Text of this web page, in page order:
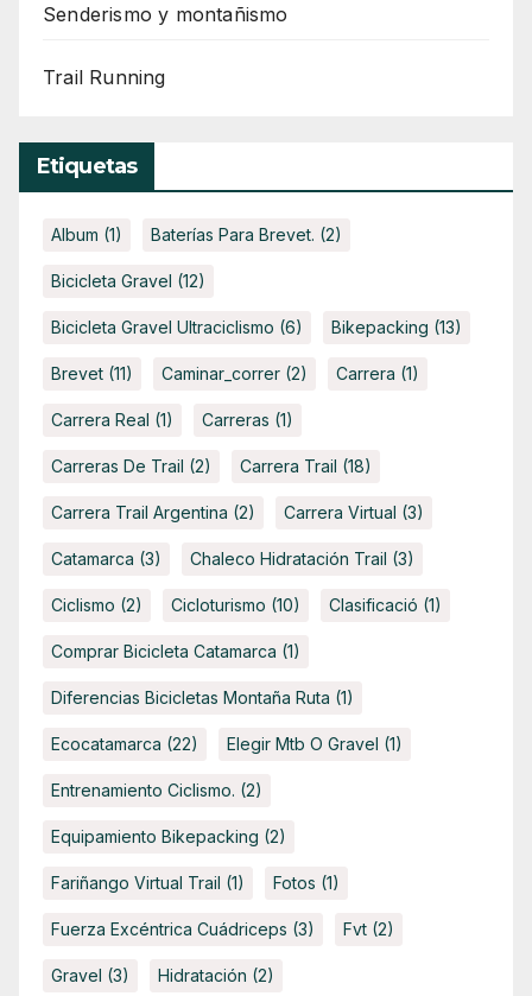
Senderismo y montañismo
Trail Running
Etiquetas
Album (1) Baterías Para Brevet. (2)
Bicicleta Gravel (12)
Bicicleta Gravel Ultraciclismo (6) Bikepacking (13)
Brevet (11) Caminar_correr (2) Carrera (1)
Carrera Real (1) Carreras (1)
Carreras De Trail (2) Carrera Trail (18)
Carrera Trail Argentina (2) Carrera Virtual (3)
Catamarca (3) Chaleco Hidratación Trail (3)
Ciclismo (2) Cicloturismo (10) Clasificació (1)
Comprar Bicicleta Catamarca (1)
Diferencias Bicicletas Montaña Ruta (1)
Ecocatamarca (22) Elegir Mtb O Gravel (1)
Entrenamiento Ciclismo. (2)
Equipamiento Bikepacking (2)
Fariñango Virtual Trail (1) Fotos (1)
Fuerza Excéntrica Cuádriceps (3) Fvt (2)
Gravel (3) Hidratación (2)